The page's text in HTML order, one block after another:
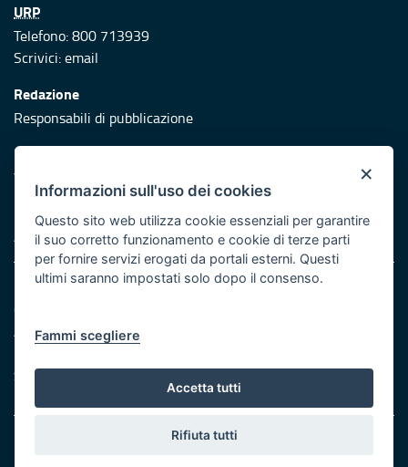
URP
Telefono: 800 713939
Scrivici:email
Redazione
Responsabili di pubblicazione
Protezione civile
Vai al sito di Protezione Civile Puglia
Iniziativa finanziata con risorse del POR Puglia 2014/2020 -
Asse XI
Note legali
Cookie e privacy
Atti di notifica
Servizi Intranet
© Regione Puglia
×
Informazioni sull'uso dei cookies
Questo sito web utilizza cookie essenziali per garantire
il suo corretto funzionamento e cookie di terze parti
per fornire servizi erogati da portali esterni. Questi
ultimi saranno impostati solo dopo il consenso.
Fammi scegliere
Accetta tutti
Rifiuta tutti